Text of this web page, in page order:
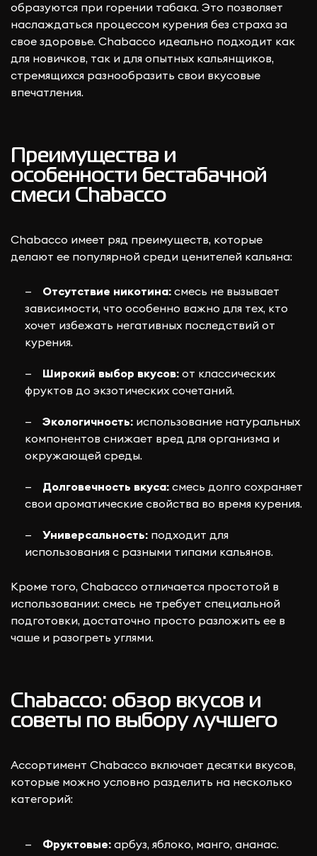
образуются при горении табака. Это позволяет
наслаждаться процессом курения без страха за
свое здоровье. Chabacco идеально подходит как
для новичков, так и для опытных кальянщиков,
стремящихся разнообразить свои вкусовые
впечатления.
Преимущества и
особенности бестабачной
смеси Chabacco
Chabacco имеет ряд преимуществ, которые
делают ее популярной среди ценителей кальяна:
Отсутствие никотина: смесь не вызывает
зависимости, что особенно важно для тех, кто
хочет избежать негативных последствий от
курения.
Широкий выбор вкусов: от классических
фруктов до экзотических сочетаний.
Экологичность: использование натуральных
компонентов снижает вред для организма и
окружающей среды.
Долговечность вкуса: смесь долго сохраняет
свои ароматические свойства во время курения.
Универсальность: подходит для
использования с разными типами кальянов.
Кроме того, Chabacco отличается простотой в
использовании: смесь не требует специальной
подготовки, достаточно просто разложить ее в
чаше и разогреть углями.
Chabacco: обзор вкусов и
советы по выбору лучшего
Ассортимент Chabacco включает десятки вкусов,
которые можно условно разделить на несколько
категорий:
Фруктовые: арбуз, яблоко, манго, ананас.